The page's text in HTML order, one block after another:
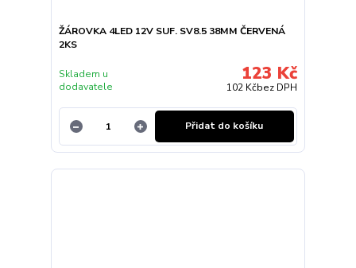
ŽÁROVKA 4LED 12V SUF. SV8.5 38MM ČERVENÁ
2KS
123 Kč
102 Kčbez DPH
Skladem u
dodavatele
Přidat do košíku